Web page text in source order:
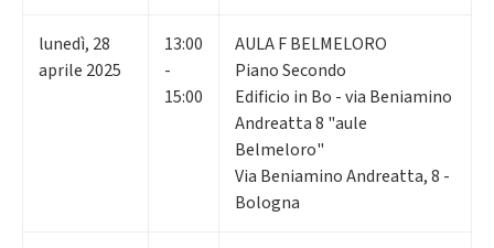
lunedì, 28
aprile 2025
13:00
-
15:00
AULA F BELMELORO
Piano Secondo
Edificio in Bo - via Beniamino
Andreatta 8 "aule
Belmeloro"
Via Beniamino Andreatta, 8 -
Bologna